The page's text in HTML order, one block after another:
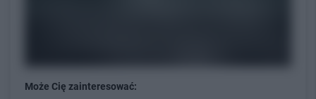
Może Cię zainteresować: